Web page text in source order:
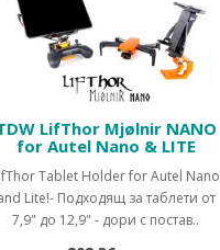
LifThor Mjølnir NANO
for Autel Nano & LITE
Tablet Holder for Autel Nano
Lite!- Подходящ за таблети от
7,9" до 12,9" - дори с постав..